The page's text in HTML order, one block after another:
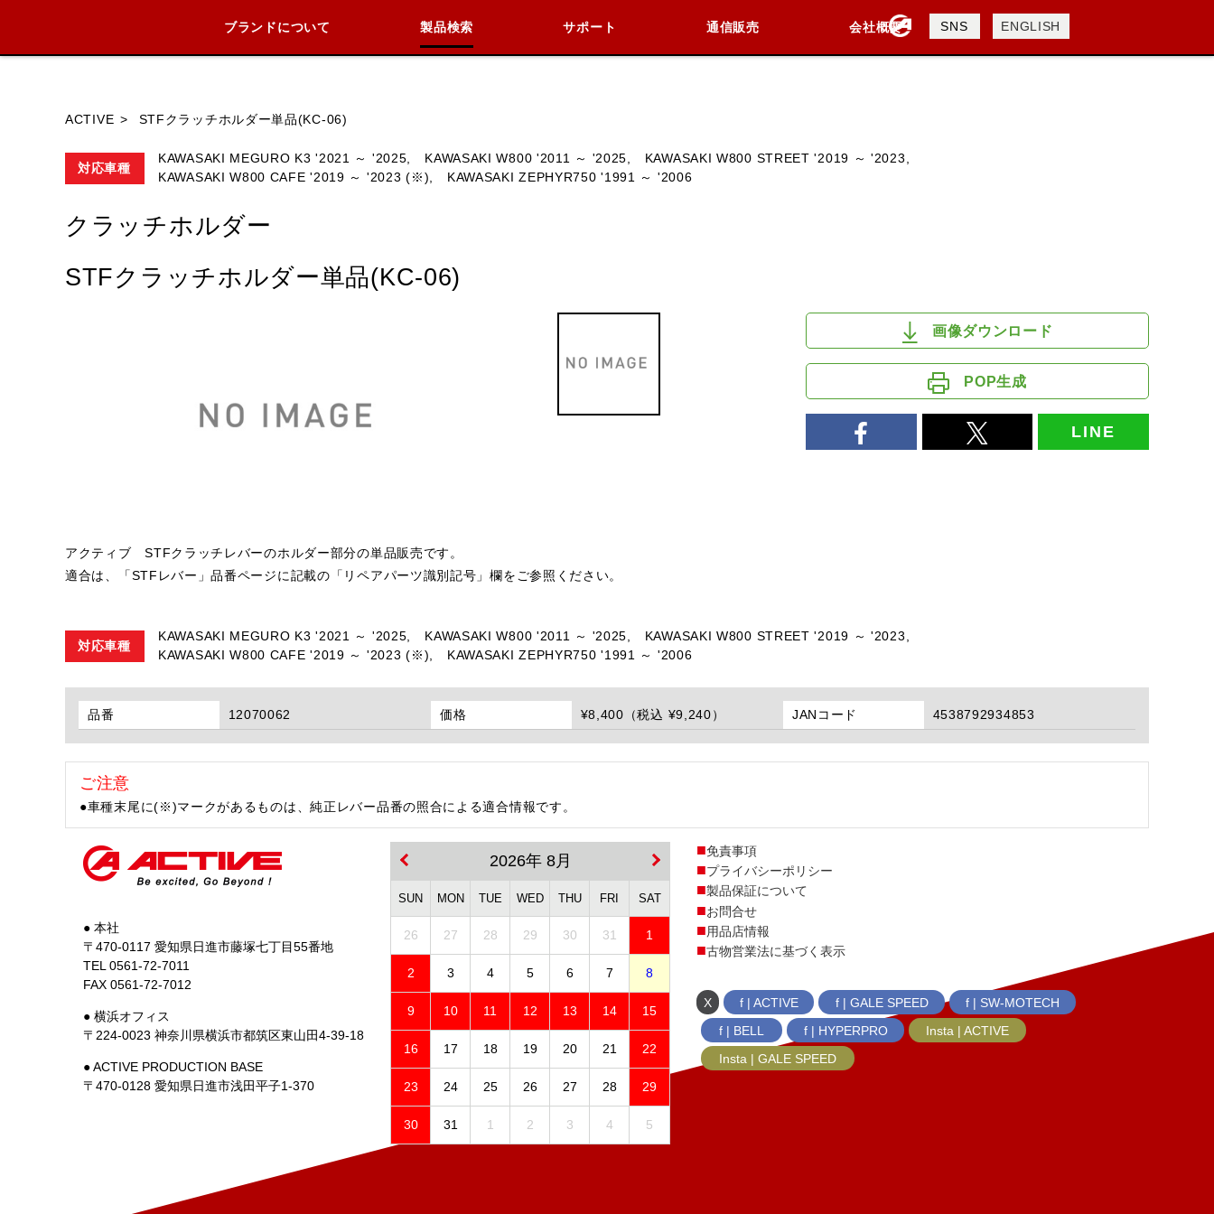
ブランドについて 製品検索 サポート 通信販売 会社概要
会社概要
採用情報
SNS ENGLISH
ACTIVE STFクラッチホルダー単品(KC-06)
対応車種
KAWASAKI MEGURO K3 '2021 ～ '2025, KAWASAKI W800 '2011 ～ '2025,
KAWASAKI W800 STREET '2019 ～ '2023,
KAWASAKI W800 CAFE '2019 ～ '2023 (※),
KAWASAKI ZEPHYR750 '1991 ～ '2006
クラッチホルダー
STFクラッチホルダー単品(KC-06)
アクティブ STFクラッチレバーのホルダー部分の単品販売です。
適合は、「STFレバー」品番ページに記載の「リペアパーツ識別記号」欄をご参照ください。
画像ダウンロード
POP生成
LINE
対応車種
KAWASAKI MEGURO K3 '2021 ～ '2025, KAWASAKI W800 '2011 ～ '2025,
KAWASAKI W800 STREET '2019 ～ '2023,
KAWASAKI W800 CAFE '2019 ～ '2023 (※),
KAWASAKI ZEPHYR750 '1991 ～ '2006
品番 12070062 価格 ¥8,400（税込 ¥9,240） JANコード 4538792934853
ご注意
●車種末尾に(※)マークがあるものは、純正レバー品番の照合による適合情報です。
● 本社
〒470-0117 愛知県日進市藤塚七丁目55番地
TEL 0561-72-7011
FAX 0561-72-7012
● 横浜オフィス
〒224-0023 神奈川県横浜市都筑区東山田4-39-18
● ACTIVE PRODUCTION BASE
〒470-0128 愛知県日進市浅田平子1-370
2026年 8月
SUN MON TUE WED THU FRI SAT
26 27 28 29 30 31 1
2 3 4 5 6 7 8
9 10 11 12 13 14 15
16 17 18 19 20 21 22
23 24 25 26 27 28 29
30 31 1 2 3 4 5
免責事項
プライバシーポリシー
製品保証について
お問合せ
用品店情報
古物営業法に基づく表示
X f | ACTIVE f | GALE SPEED
f | SW-MOTECH
f | BELL
f | HYPERPRO
Insta | ACTIVE
Insta | GALE SPEED